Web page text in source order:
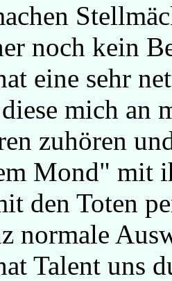
noch kein
eine sehr
mich an
zuhören
Mond" mit
den Toten
normale
Talent uns